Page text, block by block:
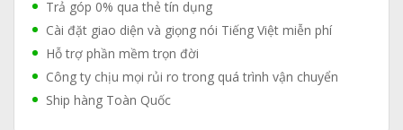
Trả góp 0% qua thẻ tín dụng
Cài đặt giao diện và giọng nói Tiếng Việt miễn phí
Hỗ trợ phần mềm trọn đời
Công ty chịu mọi rủi ro trong quá trình vận chuyển
Ship hàng Toàn Quốc